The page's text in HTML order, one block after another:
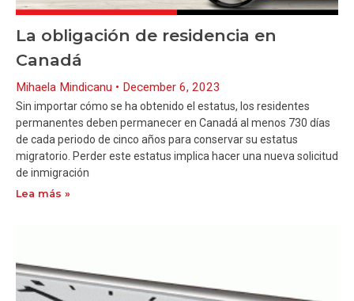
La obligación de residencia en
Canadá
Mihaela Mindicanu December 6, 2023
Sin importar cómo se ha obtenido el estatus, los residentes
permanentes deben permanecer en Canadá al menos 730 días
de cada periodo de cinco años para conservar su estatus
migratorio. Perder este estatus implica hacer una nueva solicitud
de inmigración
Lea más »